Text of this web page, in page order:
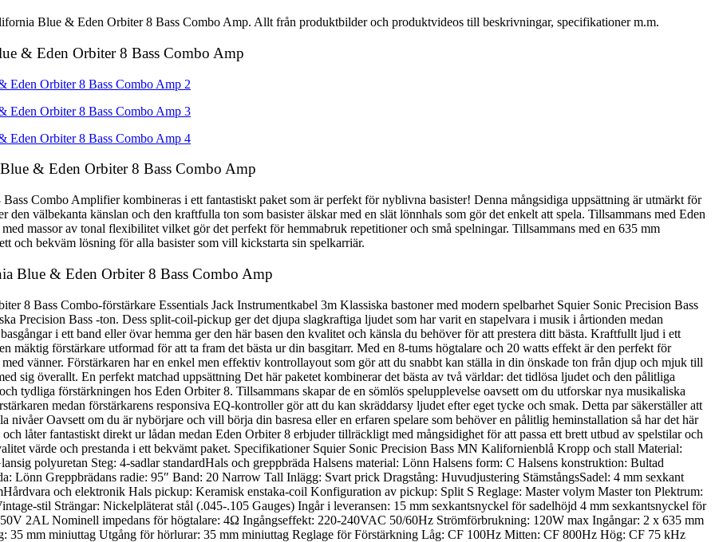
Blue & Eden Orbiter 8 Bass Combo Amp. Allt från produktbilder och produktvideos till beskrivningar, specifikationer m.m.
& Eden Orbiter 8 Bass Combo Amp
& Eden Orbiter 8 Bass Combo Amp
Combo Amplifier kombineras i ett fantastiskt paket som är perfekt för nyblivna basister! Denna mångsidiga uppsättning är utmärkt för
välbekanta känslan och den kraftfulla ton som basister älskar med en slät lönnhals som gör det enkelt att spela. Tillsammans med Eden
massor av tonal flexibilitet vilket gör det perfekt för hemmabruk repetitioner och små spelningar. Tillsammans med en 635 mm
och bekväm lösning för alla basister som vill kickstarta sin spelkarriär.
Blue & Eden Orbiter 8 Bass Combo Amp
8 Bass Combo-förstärkare Essentials Jack Instrumentkabel 3m Klassiska bastoner med modern spelbarhet Squier Sonic Precision Bass
Precision Bass -ton. Dess split-coil-pickup ger det djupa slagkraftiga ljudet som har varit en stapelvara i musik i årtionden medan
i ett band eller övar hemma ger den här basen den kvalitet och känsla du behöver för att prestera ditt bästa. Kraftfullt ljud i ett
mäktig förstärkare utformad för att ta fram det bästa ur din basgitarr. Med en 8-tums högtalare och 20 watts effekt är den perfekt för
vänner. Förstärkaren har en enkel men effektiv kontrollayout som gör att du snabbt kan ställa in din önskade ton från djup och mjuk till
sig överallt. En perfekt matchad uppsättning Det här paketet kombinerar det bästa av två världar: det tidlösa ljudet och den pålitliga
tydliga förstärkningen hos Eden Orbiter 8. Tillsammans skapar de en sömlös spelupplevelse oavsett om du utforskar nya musikaliska
medan förstärkarens responsiva EQ-kontroller gör att du kan skräddarsy ljudet efter eget tycke och smak. Detta par säkerställer att
nivåer Oavsett om du är nybörjare och vill börja din basresa eller en erfaren spelare som behöver en pålitlig heminstallation så har det här
låter fantastiskt direkt ur lådan medan Eden Orbiter 8 erbjuder tillräckligt med mångsidighet för att passa ett brett utbud av spelstilar och
värde och prestanda i ett bekvämt paket. Specifikationer Squier Sonic Precision Bass MN Kalifornienblå Kropp och stall Material:
polyuretan Steg: 4-sadlar standardHals och greppbräda Halsens material: Lönn Halsens form: C Halsens konstruktion: Bultad
Lönn Greppbrädans radie: 95″ Band: 20 Narrow Tall Inlägg: Svart prick Dragstång: Huvudjustering StämstångsSadel: 4 mm sexkant
och elektronik Hals pickup: Keramisk enstaka-coil Konfiguration av pickup: Split S Reglage: Master volym Master ton Plektrum:
stil Strängar: Nickelpläterat stål (.045-.105 Gauges) Ingår i leveransen: 15 mm sexkantsnyckel för sadelhöjd 4 mm sexkantsnyckel för
2AL Nominell impedans för högtalare: 4Ω Ingångseffekt: 220-240VAC 50/60Hz Strömförbrukning: 120W max Ingångar: 2 x 635 mm
mm miniuttag Utgång för hörlurar: 35 mm miniuttag Reglage för Förstärkning Låg: CF 100Hz Mitten: CF 800Hz Hög: CF 75 kHz